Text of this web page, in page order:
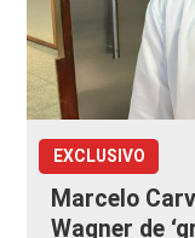
EXCLUSIVO
Marcelo
Wagner de